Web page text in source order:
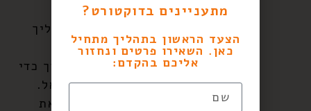
לסטודנטים
ישראלים בתהליך
קבלת התואר
לדוקטורט, תוך כדי
שהותם בישראל.
עד כה סיימו את
מתעניינים בדוקטורט?
הצעד הראשון בתהליך מתחיל
כאן. השאירו פרטים ונחזור
אליכם בהקדם: